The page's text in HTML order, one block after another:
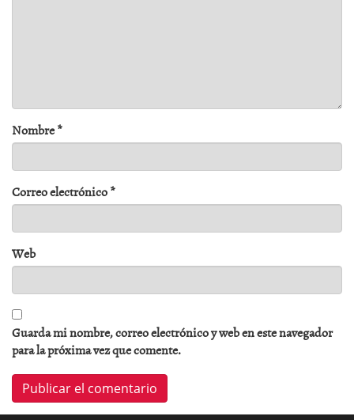
Nombre*
Correo electrónico*
Web
Guarda mi nombre, correo electrónico y web en este navegador
para la próxima vez que comente.